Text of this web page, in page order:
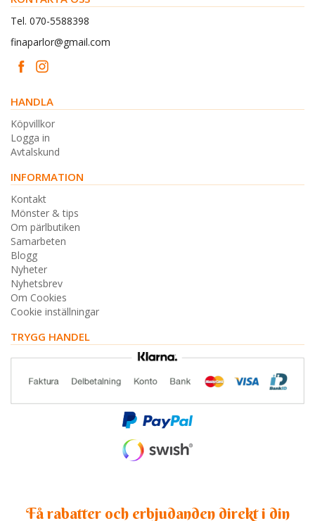
Tel. 070-5588398
finaparlor@gmail.com
HANDLA
Köpvillkor
Logga in
Avtalskund
INFORMATION
Kontakt
Mönster & tips
Om pärlbutiken
Samarbeten
Blogg
Nyheter
Nyhetsbrev
Om Cookies
Cookie inställningar
TRYGG HANDEL
Få rabatter och erbjudanden direkt i din